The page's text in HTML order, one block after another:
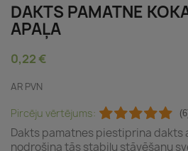
DAKTS PAMATNE
APAĻA
0,22 €
AR PVN
Pircēju vērtējums:
Dakts pamatnes piestiprina dakts
nodrošina tās stabilu stāvēšanu